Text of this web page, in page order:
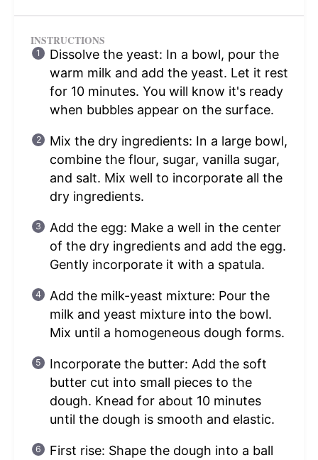
INSTRUCTIONS
Dissolve the yeast: In a bowl, pour the
warm milk and add the yeast. Let it rest
for 10 minutes. You will know it's ready
when bubbles appear on the surface.
Mix the dry ingredients: In a large bowl,
combine the flour, sugar, vanilla sugar,
and salt. Mix well to incorporate all the
dry ingredients.
Add the egg: Make a well in the center
of the dry ingredients and add the egg.
Gently incorporate it with a spatula.
Add the milk-yeast mixture: Pour the
milk and yeast mixture into the bowl.
Mix until a homogeneous dough forms.
Incorporate the butter: Add the soft
butter cut into small pieces to the
dough. Knead for about 10 minutes
until the dough is smooth and elastic.
First rise: Shape the dough into a ball